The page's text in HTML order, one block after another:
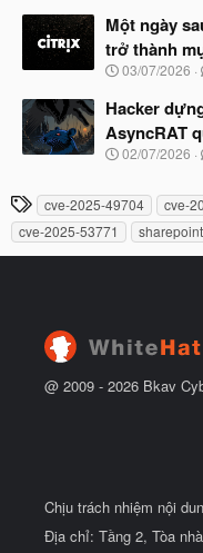
đ
ầ
u
à
y
b
ắ
đ
ầ
u
Một ngày
trở thành
N
à
b
ắ
đ
ầ
u
03/07/2026
Hacker
AsyncRAT
N
y
b
ắ
t
02/07/2026
T
h
ẻ
cve-2025-49704 cve-
cve-2025-53771
sharepoint
@ 2009 - 2026 Bkav
Chịu trách nhiệm nội
Địa chỉ: Tầng 2, Tòa